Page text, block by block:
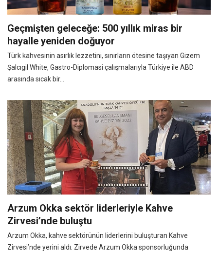
Geçmişten geleceğe: 500 yıllık miras bir
hayalle yeniden doğuyor
Türk kahvesinin asırlık lezzetini, sınırların ötesine taşıyan Gizem
Şalcıgil White, Gastro-Diplomasi çalışmalarıyla Türkiye ile ABD
arasında sıcak bir...
Arzum Okka sektör liderleriyle Kahve
Zirvesi’nde buluştu
Arzum Okka, kahve sektörünün liderlerini buluşturan Kahve
Zirvesi’nde yerini aldı. Zirvede Arzum Okka sponsorluğunda